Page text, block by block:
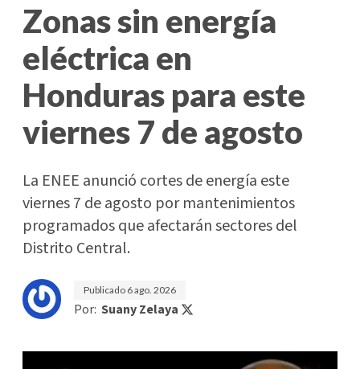
Zonas sin energía
eléctrica en
Honduras para este
viernes 7 de agosto
La ENEE anunció cortes de energía este
viernes 7 de agosto por mantenimientos
programados que afectarán sectores del
Distrito Central.
Publicado 6 ago. 2026
Por: Suany Zelaya